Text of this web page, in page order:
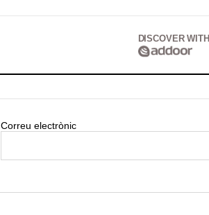
DISCOVER WITH
Correu electrònic